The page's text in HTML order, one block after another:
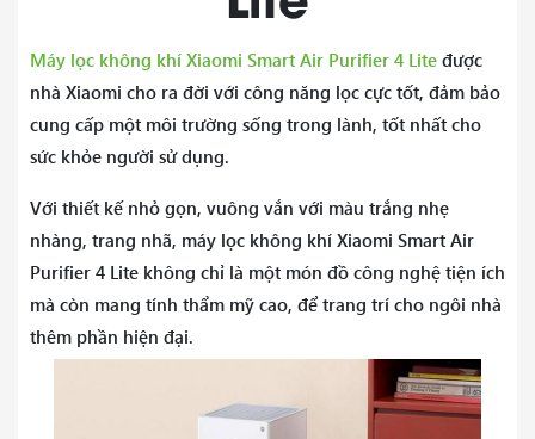
Máy lọc không khí Xiaomi Smart Air Purifier 4 Lite được
nhà Xiaomi cho ra đời với công năng lọc cực tốt, đảm bảo
cung cấp một môi trường sống trong lành, tốt nhất cho
sức khỏe người sử dụng.
Với thiết kế nhỏ gọn, vuông vắn với màu trắng nhẹ
nhàng, trang nhã, máy lọc không khí Xiaomi Smart Air
Purifier 4 Lite không chỉ là một món đồ công nghệ tiện ích
mà còn mang tính thẩm mỹ cao, để trang trí cho ngôi nhà
thêm phần hiện đại.